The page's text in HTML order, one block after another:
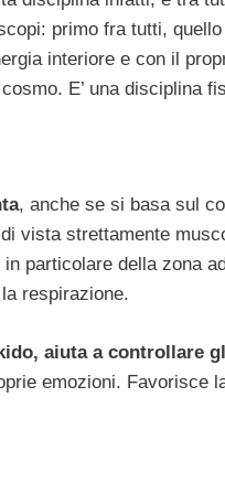
primo fra tutti,
interiore e con il
E’ una disciplina
, anche se si basa sul
vista strettamente
particolare della zona
respirazione.
aiuta a controllare
emozioni. Favorisce